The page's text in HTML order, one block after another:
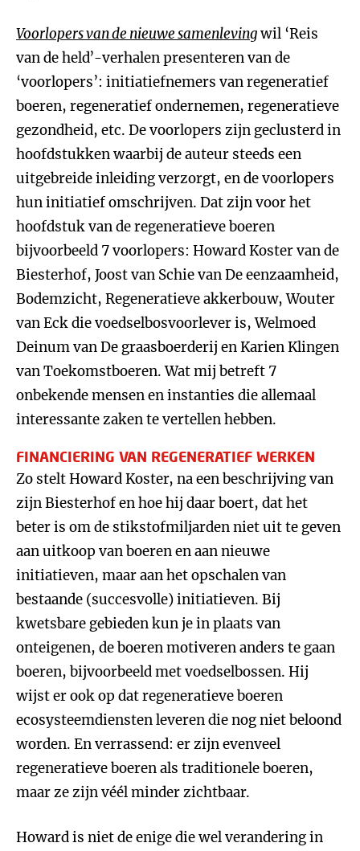
Voorlopers van de nieuwe samenlevingwil ‘Reis
van de held’-verhalen presenteren van de
‘voorlopers’: initiatiefnemers van regeneratief
boeren, regeneratief ondernemen, regeneratieve
gezondheid, etc. De voorlopers zijn geclusterd in
hoofdstukken waarbij de auteur steeds een
uitgebreide inleiding verzorgt, en de voorlopers
hun initiatief omschrijven. Dat zijn voor het
hoofdstuk van de regeneratieve boeren
bijvoorbeeld 7 voorlopers: Howard Koster van de
Biesterhof, Joost van Schie van De eenzaamheid,
Bodemzicht, Regeneratieve akkerbouw, Wouter
van Eck die voedselbosvoorlever is, Welmoed
Deinum van De graasboerderij en Karien Klingen
van Toekomstboeren. Wat mij betreft 7
onbekende mensen en instanties die allemaal
interessante zaken te vertellen hebben.
FINANCIERING VAN REGENERATIEF WERKEN
Zo stelt Howard Koster, na een beschrijving van
zijn Biesterhof en hoe hij daar boert, dat het
beter is om de stikstofmiljarden niet uit te geven
aan uitkoop van boeren en aan nieuwe
initiatieven, maar aan het opschalen van
bestaande (succesvolle) initiatieven. Bij
kwetsbare gebieden kun je in plaats van
onteigenen, de boeren motiveren anders te gaan
boeren, bijvoorbeeld met voedselbossen. Hij
wijst er ook op dat regeneratieve boeren
ecosysteemdiensten leveren die nog niet beloond
worden. En verrassend: er zijn evenveel
regeneratieve boeren als traditionele boeren,
maar ze zijn véél minder zichtbaar.
Howard is niet de enige die wel verandering in